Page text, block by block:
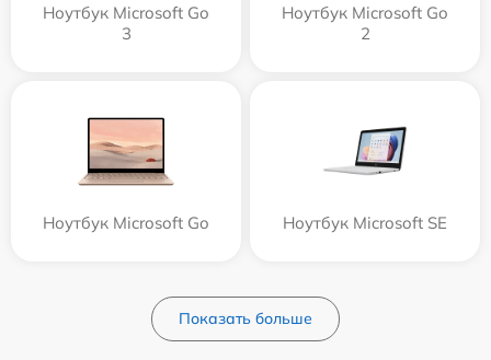
Ноутбук Microsoft Go
3
Ноутбук Microsoft Go
2
Ноутбук Microsoft Go Ноутбук Microsoft SE
Показать больше